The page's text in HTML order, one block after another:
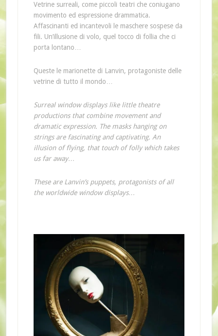
Vetrine surreali, come piccoli teatri che coniugano
movimento ed espressione drammatica.
Affascinanti ed incantevoli le maschere sospese da
fili. Un’illusione di volo, quel tocco di follia che ci
porta lontano…
Queste le marionette di Lanvin, protagoniste delle
vetrine di tutto il mondo…
Surreal window displays like little theatre
productions that combine movement and
dramatic expression. The masks hanging on
strings are fascinating and captivating. An
illusion of flying, that touch of folly which takes
us far away…
These are Lanvin’s puppets, protagonists of all
the worldwide window displays…